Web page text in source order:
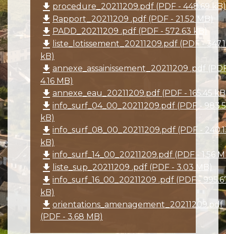
file_download procedure_20211209.pdf (PDF - 448.69 kB)
file_download Rapport_20211209 .pdf (PDF - 21.52 MB)
file_download PADD_20211209 .pdf (PDF - 572.63 kB)
file_download liste_lotissement_20211209.pdf (PDF -
kB)
file_download annexe_assainissement_20211209 .pdf
4.16 MB)
file_download annexe_eau_20211209.pdf (PDF - 165.45
file_download info_surf_04_00_20211209.pdf (PDF -
kB)
file_download info_surf_08_00_20211209.pdf (PDF -
kB)
file_download info_surf_14_00_20211209.pdf (PDF - 1.56
file_download liste_sup_20211209 .pdf (PDF - 3.03 MB)
file_download info_surf_16_00_20211209 .pdf (PDF -
kB)
file_download orientations_amenagement_20211209.pdf
(PDF - 3.68 MB)